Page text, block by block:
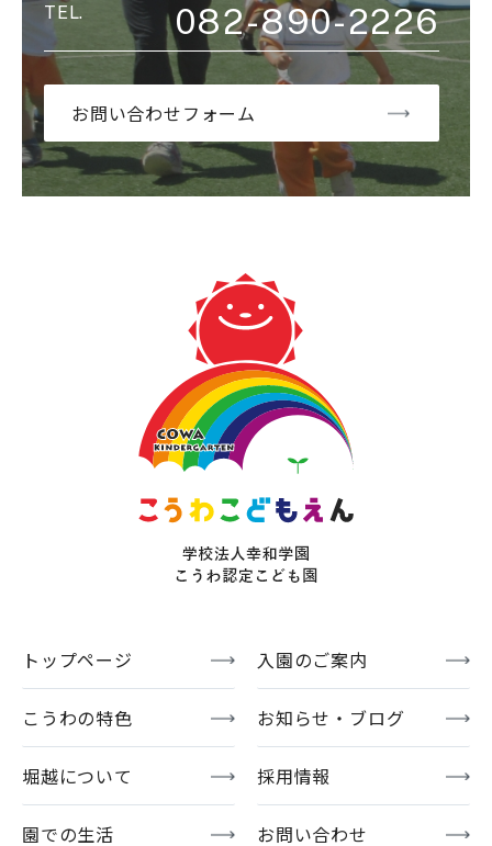
082-890-2226
お問い合わせフォーム
トップページ 入園のご案内
こうわの特色 お知らせ・ブログ
堀越について 採用情報
園での生活 お問い合わせ